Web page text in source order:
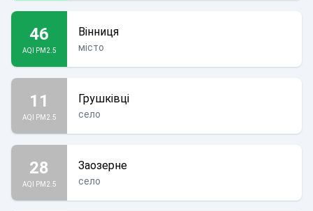
46
AQI PM2.5
Вінниця
місто
11
AQI PM2.5
Грушківці
село
28
AQI PM2.5
Заозерне
село